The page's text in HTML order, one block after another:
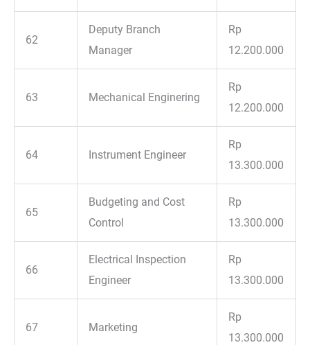
62
Deputy Branch
Manager
Rp
12.200.000
63 Mechanical Enginering
Rp
12.200.000
64 Instrument Engineer
Rp
13.300.000
65
Budgeting and Cost
Control
Rp
13.300.000
66
Electrical Inspection
Engineer
Rp
13.300.000
67 Marketing
Rp
13.300.000